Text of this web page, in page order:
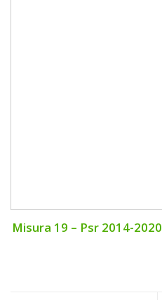
Misura 19 – Psr 2014-2020